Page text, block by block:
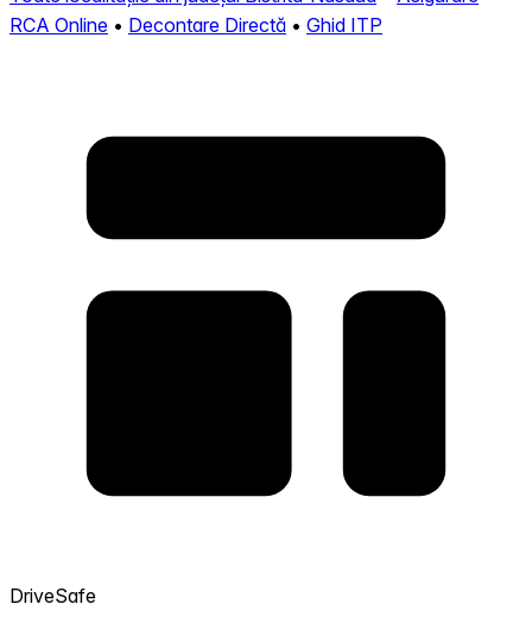
RCA Online • Decontare Directă • Ghid ITP
DriveSafe